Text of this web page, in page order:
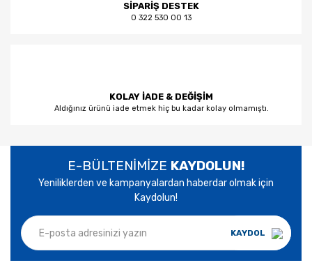
SİPARİŞ DESTEK
0 322 530 00 13
KOLAY İADE & DEĞİŞİM
Aldığınız ürünü iade etmek hiç bu kadar kolay olmamıştı.
E-BÜLTENİMİZE KAYDOLUN!
Yeniliklerden ve kampanyalardan haberdar olmak için
Kaydolun!
KAYDOL